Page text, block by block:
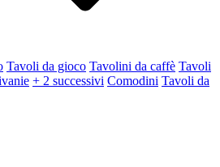
Tavoli da gioco Tavolini da caffè Tavoli
+ 2 successivi Comodini Tavoli da